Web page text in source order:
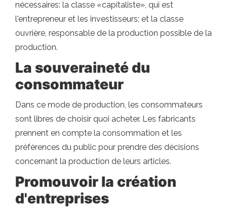
nécessaires: la classe «capitaliste», qui est
l'entrepreneur et les investisseurs; et la classe
ouvrière, responsable de la production possible de la
production.
La souveraineté du
consommateur
Dans ce mode de production, les consommateurs
sont libres de choisir quoi acheter. Les fabricants
prennent en compte la consommation et les
préférences du public pour prendre des décisions
concernant la production de leurs articles.
Promouvoir la création
d'entreprises